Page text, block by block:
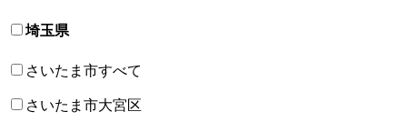
埼玉県
さいたま市すべて
さいたま市大宮区